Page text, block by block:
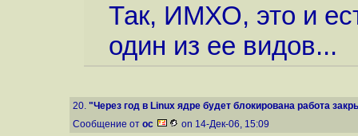
Так, ИМХО, это и
один из ее видов...
20. "Через год в Linux ядре будет блокирована работа
Сообщение от oc on 14-Дек-06, 15:09